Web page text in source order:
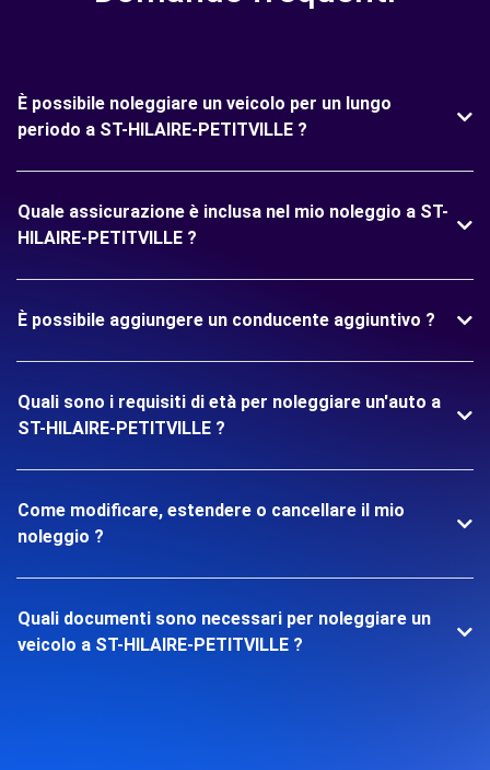
È possibile noleggiare un veicolo per un lungo
periodo a ST-HILAIRE-PETITVILLE ?
Quale assicurazione è inclusa nel mio noleggio a ST-
HILAIRE-PETITVILLE ?
È possibile aggiungere un conducente aggiuntivo ?
Quali sono i requisiti di età per noleggiare un'auto a
ST-HILAIRE-PETITVILLE ?
Come modificare, estendere o cancellare il mio
noleggio ?
Quali documenti sono necessari per noleggiare un
veicolo a ST-HILAIRE-PETITVILLE ?